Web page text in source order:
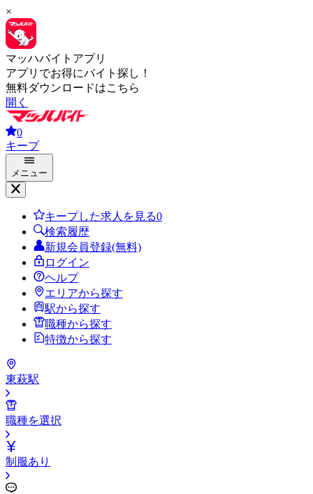
×
マッハバイトアプリ
アプリでお得にバイト探し！
無料ダウンロードはこちら
開く
0
キープ
メニュー
キープした求人を見る0
検索履歴
新規会員登録(無料)
ログイン
ヘルプ
エリアから探す
駅から探す
職種から探す
特徴から探す
東萩駅
職種を選択
制服あり